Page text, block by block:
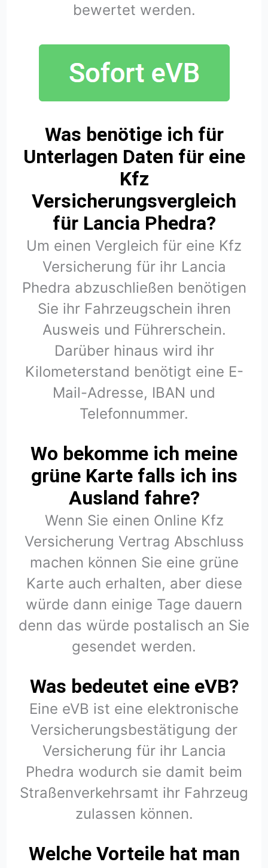
bewertet werden.
Was benötige ich für
Unterlagen Daten für eine
Kfz
Versicherungsvergleich
für Lancia Phedra?
Um einen Vergleich für eine Kfz
Versicherung für ihr Lancia
Phedra abzuschließen benötigen
Sie ihr Fahrzeugschein ihren
Ausweis und Führerschein.
Darüber hinaus wird ihr
Kilometerstand benötigt eine E-
Mail-Adresse, IBAN und
Telefonnummer.
Wo bekomme ich meine
grüne Karte falls ich ins
Ausland fahre?
Wenn Sie einen Online Kfz
Versicherung Vertrag Abschluss
machen können Sie eine grüne
Karte auch erhalten, aber diese
würde dann einige Tage dauern
denn das würde postalisch an Sie
gesendet werden.
Was bedeutet eine eVB?
Eine eVB ist eine elektronische
Versicherungsbestätigung der
Versicherung für ihr Lancia
Phedra wodurch sie damit beim
Straßenverkehrsamt ihr Fahrzeug
zulassen können.
Welche Vorteile hat man